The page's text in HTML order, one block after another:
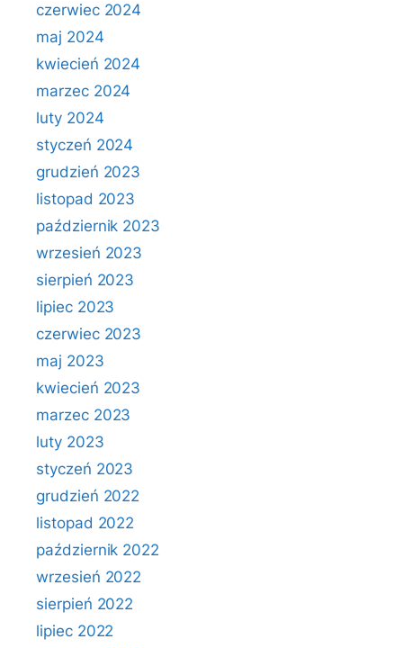
czerwiec 2024
maj 2024
kwiecień 2024
marzec 2024
luty 2024
styczeń 2024
grudzień 2023
listopad 2023
październik 2023
wrzesień 2023
sierpień 2023
lipiec 2023
czerwiec 2023
maj 2023
kwiecień 2023
marzec 2023
luty 2023
styczeń 2023
grudzień 2022
listopad 2022
październik 2022
wrzesień 2022
sierpień 2022
lipiec 2022